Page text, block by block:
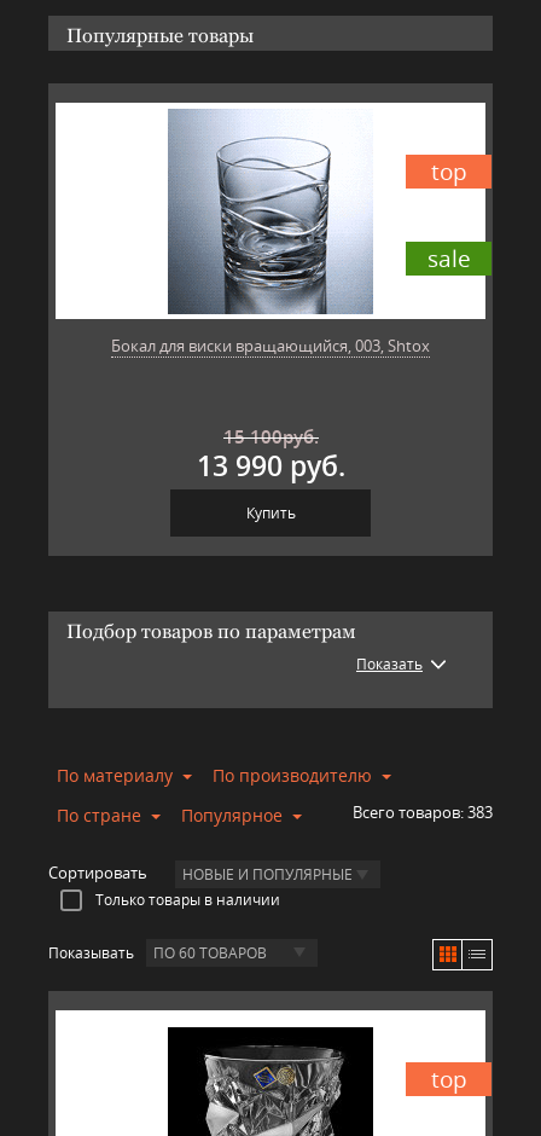
Популярные товары
sale
top
Бокал для виски вращающийся, 003, Shtox
15 100руб.
13 990 руб.
Купить
Подбор товаров по параметрам
Показать
По материалу
По производителю
По стране
Популярное Всего товаров:383
Сортировать НОВЫЕ И ПОПУЛЯРНЫЕ
Только товары в наличии
Показывать ПО 60 ТОВАРОВ
top